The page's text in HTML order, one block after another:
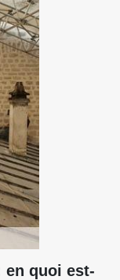
en quoi est-